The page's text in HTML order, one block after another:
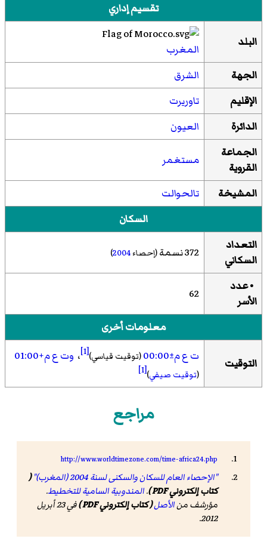
تقسيم إداري
البلد
المغرب
الجهة
الشرق
الإقليم
تاوريرت
الدائرة
العيون
الجماعة
القروية
مستغمر
المشيخة
تالحوالت
السكان
التعداد
السكاني
372 نسمة (إحصاء2004
)
• عدد
الأسر
62
معلومات أخرى
التوقيت ت ع م±00:00 (توقيت قياسي)[1] ، وت ع م+01:00
(توقيت صيفي)
[1]
مراجع
http://www.worldtimezone.com/time-africa24.php
"الإحصاء العام للسكان والسكنى لسنة 2004 (المغرب)"
(
كتاب إلكتروني PDF )
.المندوبية السامية للتخطيط.
مؤرشف منالأصل( كتاب إلكتروني PDF )
في 23 أبريل
2012.